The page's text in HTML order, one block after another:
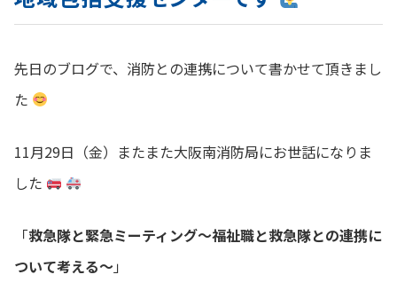
先日のブログで、消防との連携について書かせて頂きまし
た
11月29日（金）またまた大阪南消防局にお世話になりま
した
「救急隊と緊急ミーティング～福祉職と救急隊との連携に
ついて考える～」